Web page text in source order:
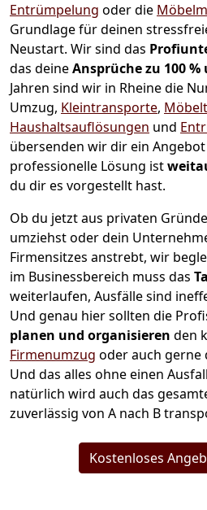
Entrümpelung oder die
Grundlage für deinen
Neustart. Wir sind das
das deineAnsprüche zu 100
Jahren sind wir in Rheine die
Umzug, Kleintransporte,
Haushaltsauflösungen und
übersenden wir dir ein
professionelle Lösung ist
du dir es vorgestellt hast.
Ob du jetzt aus privaten
umziehst oder dein
Firmensitzes anstrebt, wir
im Businessbereich muss das
weiterlaufen, Ausfälle sind
Und genau hier sollten die
planen und organisieren den
Firmenumzug oder auch gerne
Und das alles ohne einen
natürlich wird auch das
zuverlässig von A nach B
Kostenloses